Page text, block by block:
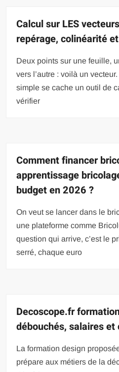
Calcul sur LES
repérage, colinéarité
Deux points sur une feuille,
vers l’autre : voilà un
simple se cache un outil de
vérifier
Comment financer
apprentissage
budget en 2026 ?
On veut se lancer dans le
une plateforme comme
question qui arrive, c’est le
serré, chaque euro
Decoscope.fr
débouchés, salaires
La formation design
prépare aux métiers de la